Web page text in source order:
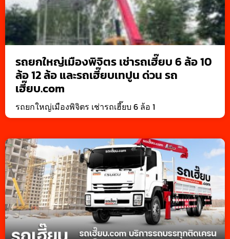
รถยกใหญ่เมืองพิจิตร เช่ารถเฮี๊ยบ 6 ล้อ 10
ล้อ 12 ล้อ และรถเฮี๊ยบเทปูน ด่วน รถ
เฮี๊ยบ.com
รถยกใหญ่เมืองพิจิตร เช่ารถเฮี๊ยบ 6 ล้อ 1